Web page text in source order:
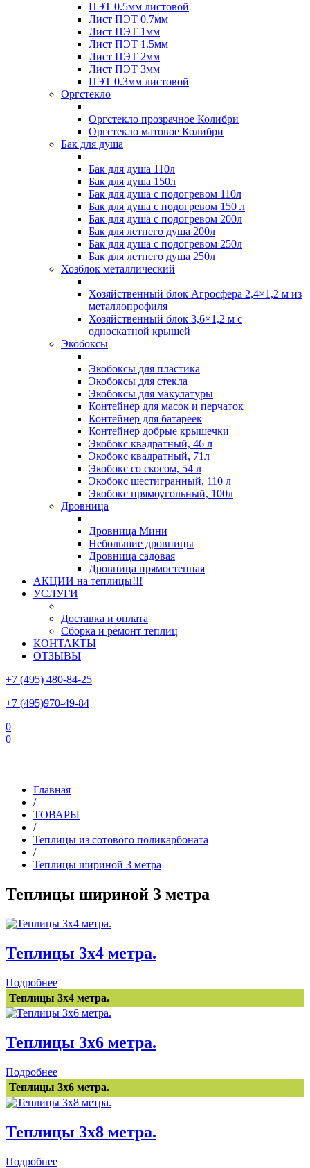
ПЭТ 0.5мм листовой
Лист ПЭТ 0.7мм
Лист ПЭТ 1мм
Лист ПЭТ 1.5мм
Лист ПЭТ 2мм
Лист ПЭТ 3мм
ПЭТ 0.3мм листовой
Оргстекло
Оргстекло прозрачное Колибри
Оргстекло матовое Колибри
Бак для душа
Бак для душа 110л
Бак для душа 150л
Бак для душа с подогревом 110л
Бак для душа с подогревом 150 л
Бак для душа с подогревом 200л
Бак для летнего душа 200л
Бак для душа с подогревом 250л
Бак для летнего душа 250л
Хозблок металлический
Хозяйственный блок Агросфера 2,4×1,2 м из
металлопрофиля
Хозяйственный блок 3,6×1,2 м с
односкатной крышей
Экобоксы
Экобоксы для пластика
Экобоксы для стекла
Экобоксы для макулатуры
Контейнер для масок и перчаток
Контейнер для батареек
Контейнер добрые крышечки
Экобокс квадратный, 46 л
Экобокс квадратный, 71л
Экобокс со скосом, 54 л
Экобокс шестигранный, 110 л
Экобокс прямоугольный, 100л
Дровница
Дровница Мини
Небольшие дровницы
Дровница садовая
Дровница прямостенная
АКЦИИ на теплицы!!!
УСЛУГИ
Доставка и оплата
Сборка и ремонт теплиц
КОНТАКТЫ
ОТЗЫВЫ
+7 (495) 480-84-25
+7 (495)970-49-84
0
0
Главная
/
ТОВАРЫ
/
Теплицы из сотового поликарбоната
/
Теплицы шириной 3 метра
Теплицы шириной 3 метра
Теплицы 3x4 метра.
Подробнее
Теплицы 3x4 метра.
Теплицы 3x6 метра.
Подробнее
Теплицы 3x6 метра.
Теплицы 3x8 метра.
Подробнее